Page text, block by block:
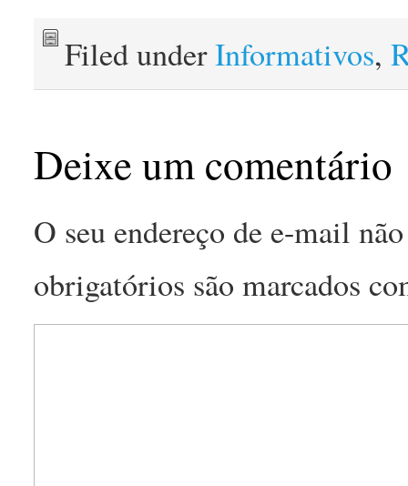
Filed underInformativos,
Deixe um comentário
O seu endereço de e-mail
obrigatórios são marcados